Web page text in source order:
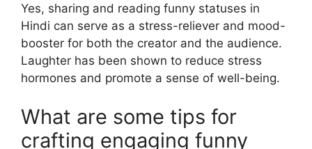
Yes, sharing and reading funny statuses in
Hindi can serve as a stress-reliever and mood-
booster for both the creator and the audience.
Laughter has been shown to reduce stress
hormones and promote a sense of well-being.
What are some tips for
crafting engaging funny